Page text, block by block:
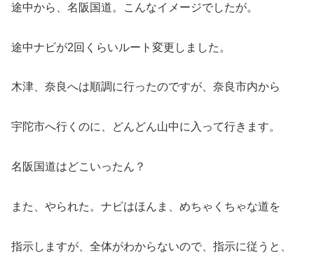
途中から、名阪国道。こんなイメージでしたが。
途中ナビが2回くらいルート変更しました。
木津、奈良へは順調に行ったのですが、奈良市内から
宇陀市へ行くのに、どんどん山中に入って行きます。
名阪国道はどこいったん？
また、やられた。ナビはほんま、めちゃくちゃな道を
指示しますが、全体がわからないので、指示に従うと、